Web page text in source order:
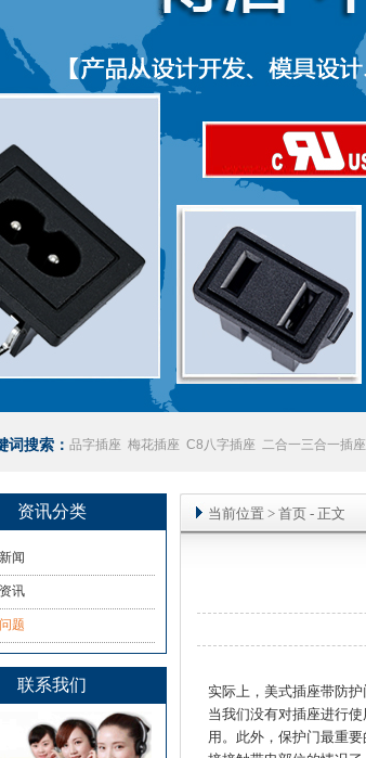
词搜索： 品字插座 梅花插座 C8八字插座 二合一三合一插座
资讯分类
闻
讯
题
联系我们
当前位置 > 首页 - 正文
实际上， 美式插座带防护
当我们没有对插座进行
用。此外，保护门最重